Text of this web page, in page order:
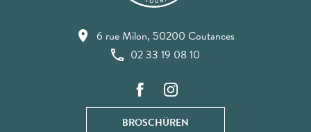
6 rue Milon, 50200 Coutances
02 33 19 08 10
BROSCHÜREN